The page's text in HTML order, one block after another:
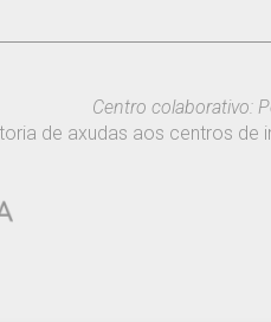
Centro colaborativo:
de axudas aos centros de